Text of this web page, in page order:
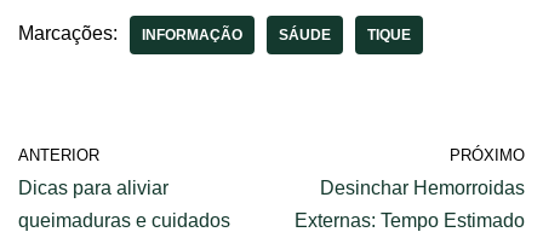
Marcações: INFORMAÇÃO SÁUDE TIQUE
ANTERIOR
Dicas para aliviar
queimaduras e cuidados
PRÓXIMO
Desinchar Hemorroidas
Externas: Tempo Estimado